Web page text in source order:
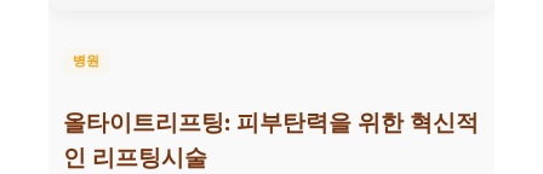
병원
올타이트리프팅: 피부탄력을 위한 혁신적
인 리프팅시술